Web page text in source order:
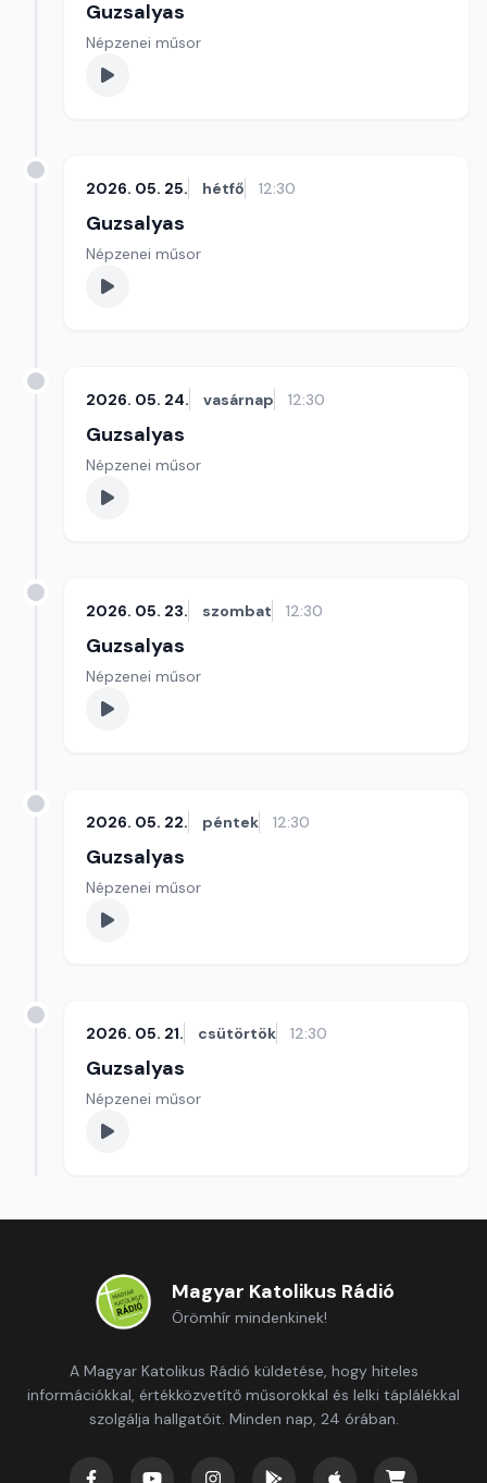
Guzsalyas
Népzenei műsor
2026. 05. 25. hétfő 12:30
Guzsalyas
Népzenei műsor
2026. 05. 24. vasárnap 12:30
Guzsalyas
Népzenei műsor
2026. 05. 23. szombat 12:30
Guzsalyas
Népzenei műsor
2026. 05. 22. péntek 12:30
Guzsalyas
Népzenei műsor
2026. 05. 21. csütörtök 12:30
Guzsalyas
Népzenei műsor
Magyar Katolikus Rádió
Örömhír mindenkinek!
A Magyar Katolikus Rádió küldetése, hogy hiteles
információkkal, értékközvetítő műsorokkal és lelki táplálékkal
szolgálja hallgatóit. Minden nap, 24 órában.